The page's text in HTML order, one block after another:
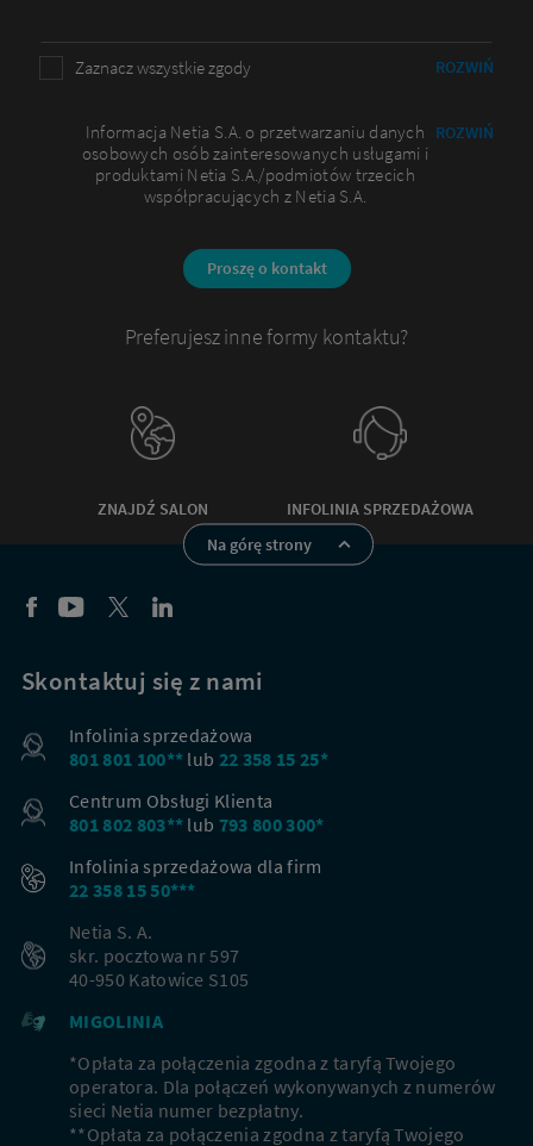
Zaznacz wszystkie zgody ROZWIŃ
Informacja Netia S.A. o przetwarzaniu danych
osobowych osób zainteresowanych usługami i
produktami Netia S.A./podmiotów trzecich
współpracujących z Netia S.A.
ROZWIŃ
Proszę o kontakt
Preferujesz inne formy kontaktu?
ZNAJDŹ SALON
INFOLINIA SPRZEDAŻOWA
Na górę strony
Skontaktuj się z nami
Infolinia sprzedażowa
801 801 100** lub 22 358 15 25*
Centrum Obsługi Klienta
801 802 803** lub 793 800 300*
Infolinia sprzedażowa dla firm
22 358 15 50***
Netia S. A.
skr. pocztowa nr 597
40-950 Katowice S105
MIGOLINIA
*Opłata za połączenia zgodna z taryfą Twojego
operatora. Dla połączeń wykonywanych z numerów
sieci Netia numer bezpłatny.
**Opłata za połączenia zgodna z taryfą Twojego